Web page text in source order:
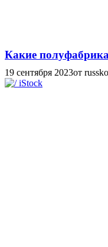
Какие
19 сентября 2023от